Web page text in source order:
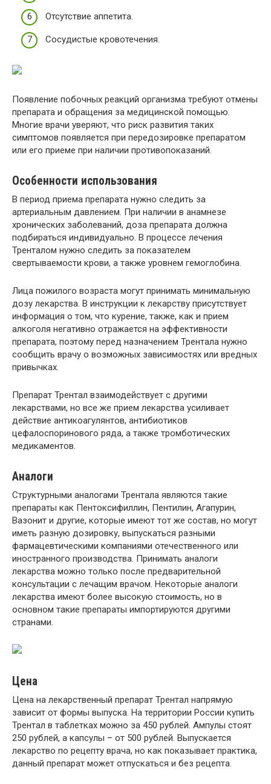
Отсутствие аппетита.
Сосудистые кровотечения.
Появление побочных реакций организма требуют отмены
препарата и обращения за медицинской помощью.
Многие врачи уверяют, что риск развития таких
симптомов появляется при передозировке препаратом
или его приеме при наличии противопоказаний.
Особенности использования
В период приема препарата нужно следить за
артериальным давлением. При наличии в анамнезе
хронических заболеваний, доза препарата должна
подбираться индивидуально. В процессе лечения
Тренталом нужно следить за показателем
свертываемости крови, а также уровнем гемоглобина.
Лица пожилого возраста могут принимать минимальную
дозу лекарства. В инструкции к лекарству присутствует
информация о том, что курение, также, как и прием
алкоголя негативно отражается на эффективности
препарата, поэтому перед назначением Трентала нужно
сообщить врачу о возможных зависимостях или вредных
привычках.
Препарат Трентал взаимодействует с другими
лекарствами, но все же прием лекарства усиливает
действие антикоагулянтов, антибиотиков
цефалоспоринового ряда, а также тромботических
медикаментов.
Аналоги
Структурными аналогами Трентала являются такие
препараты как Пентоксифиллин, Пентилин, Агапурин,
Вазонит и другие, которые имеют тот же состав, но могут
иметь разную дозировку, выпускаться разными
фармацевтическими компаниями отечественного или
иностранного производства. Принимать аналоги
лекарства можно только после предварительной
консультации с лечащим врачом. Некоторые аналоги
лекарства имеют более высокую стоимость, но в
основном такие препараты импортируются другими
странами.
Цена
Цена на лекарственный препарат Трентал напрямую
зависит от формы выпуска. На территории России купить
Трентал в таблетках можно за 450 рублей. Ампулы стоят
250 рублей, а капсулы – от 500 рублей. Выпускается
лекарство по рецепту врача, но как показывает практика,
данный препарат может отпускаться и без рецепта.